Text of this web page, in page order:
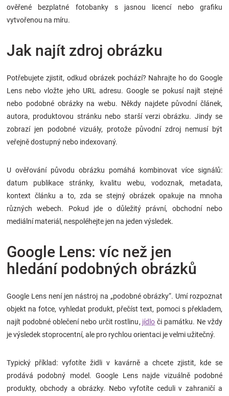
ověřené bezplatné fotobanky s jasnou licencí nebo grafiku
vytvořenou na míru.
Jak najít zdroj obrázku
Potřebujete zjistit, odkud obrázek pochází? Nahrajte ho do Google
Lens nebo vložte jeho URL adresu. Google se pokusí najít stejné
nebo podobné obrázky na webu. Někdy najdete původní článek,
autora, produktovou stránku nebo starší verzi obrázku. Jindy se
zobrazí jen podobné vizuály, protože původní zdroj nemusí být
veřejně dostupný nebo indexovaný.
U ověřování původu obrázku pomáhá kombinovat více signálů:
datum publikace stránky, kvalitu webu, vodoznak, metadata,
kontext článku a to, zda se stejný obrázek opakuje na mnoha
různých webech. Pokud jde o důležitý právní, obchodní nebo
mediální materiál, nespoléhejte jen na jeden výsledek.
Google Lens: víc než jen
hledání podobných obrázků
Google Lens není jen nástroj na „podobné obrázky“. Umí rozpoznat
objekt na fotce, vyhledat produkt, přečíst text, pomoci s překladem,
najít podobné oblečení nebo určit rostlinu, jídlo či památku. Ne vždy
je výsledek stoprocentní, ale pro rychlou orientaci je velmi užitečný.
Typický příklad: vyfotíte židli v kavárně a chcete zjistit, kde se
prodává podobný model. Google Lens najde vizuálně podobné
produkty, obchody a obrázky. Nebo vyfotíte ceduli v zahraničí a